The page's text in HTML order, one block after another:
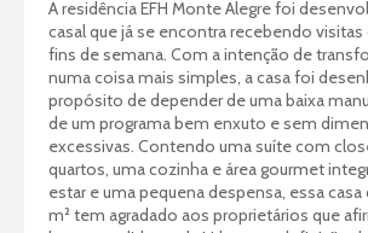
A residência EFH Monte Alegre foi
casal que já se encontra recebendo
fins de semana. Com a intenção de
numa coisa mais simples, a casa foi
propósito de depender de uma baixa
de um programa bem enxuto e sem
excessivas. Contendo uma suíte com
quartos, uma cozinha e área gourmet
estar e uma pequena despensa, essa casa
m² tem agradado aos proprietários que